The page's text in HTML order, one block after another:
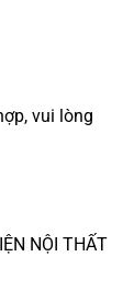
vui lòng
NỘI THẤT